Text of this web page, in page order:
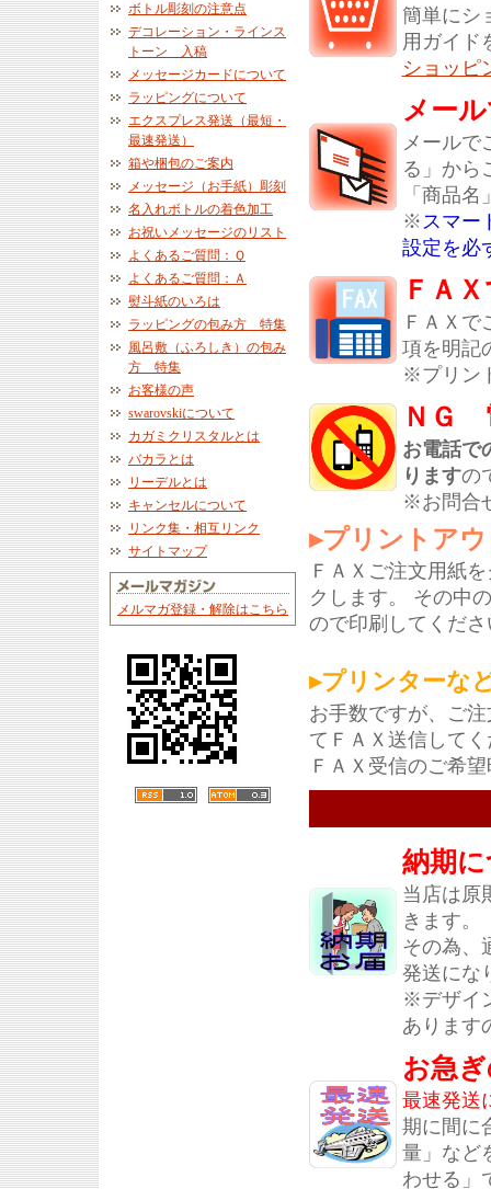
ボトル彫刻の注意点
デコレーション・ラインス
トーン 入稿
メッセージカードについて
ラッピングについて
エクスプレス発送（最短・
最速発送）
箱や梱包のご案内
メッセージ（お手紙）彫刻
名入れボトルの着色加工
お祝いメッセージのリスト
よくあるご質問：Ｑ
よくあるご質問：Ａ
熨斗紙のいろは
ラッピングの包み方 特集
風呂敷（ふろしき）の包み
方 特集
お客様の声
swarovskiについて
カガミクリスタルとは
バカラとは
リーデルとは
キャンセルについて
リンク集・相互リンク
サイトマップ
メルマガ登録・解除はこちら
簡単にシ
用ガイド
ショッピ
メー
メールで
る」から
「商品
※スマー
設定を必
ＦＡ
ＦＡＸで
項を明記
※プリン
ＮＧ
お電話で
りますの
※お問合
▸プリントア
ＦＡＸご注文用紙
クします。 その中
ので印刷してくださ
▸プリンターな
お手数ですが、ご
てＦＡＸ送信して
ＦＡＸ受信のご希
納期
当店は原
きます。
その為、
発送にな
※デザイ
あります
お急
最速発送
期に間に
量」など
わせる」